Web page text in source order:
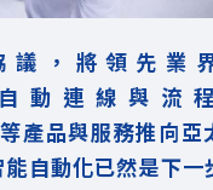
，將領先業
自動連線與流
產品與服務推向亞
自動化已然是下一